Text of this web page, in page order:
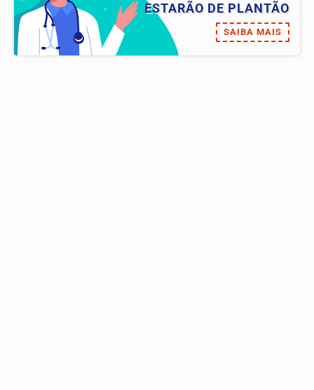
ESTARÃO DE PLANTÃO
SAIBA MAIS